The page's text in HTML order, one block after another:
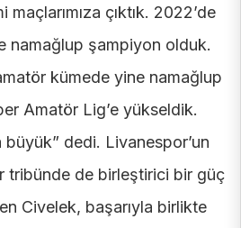
maçlarımıza çıktık. 2022’de
namağlup şampiyon olduk.
kümede yine namağlup
Amatör Lig’e yükseldik.
dedi. Livanespor’un
tribünde de birleştirici bir güç
Civelek, başarıyla birlikte